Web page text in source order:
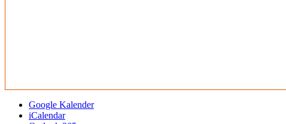
Google Kalender
iCalendar